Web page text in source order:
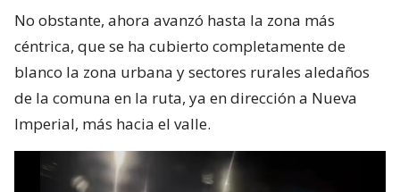
No obstante, ahora avanzó hasta la zona más
céntrica, que se ha cubierto completamente de
blanco la zona urbana y sectores rurales aledaños
de la comuna en la ruta, ya en dirección a Nueva
Imperial, más hacia el valle.